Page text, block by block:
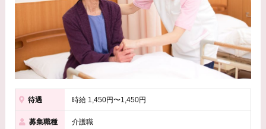
待遇 時給 1,450円〜1,450円
募集職種 介護職